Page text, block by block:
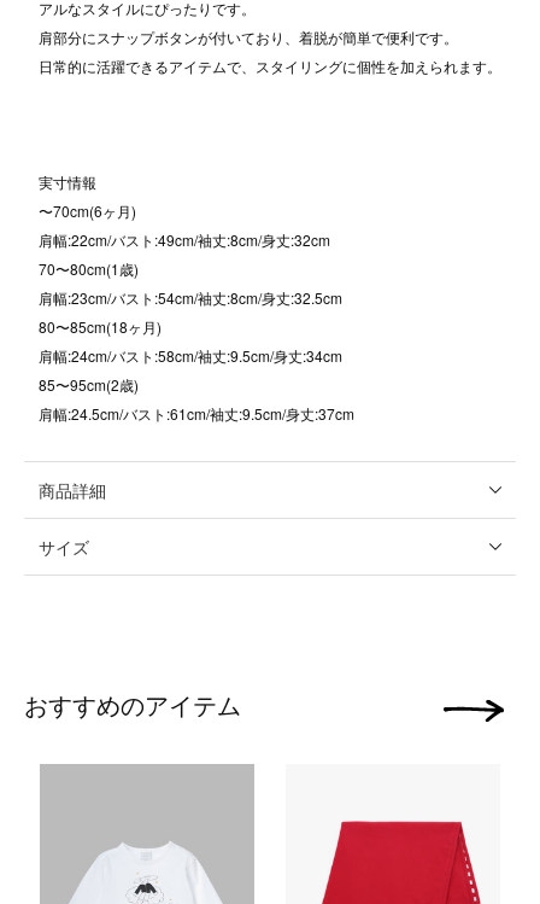
アルなスタイルにぴったりです。
肩部分にスナップボタンが付いており、着脱が簡単で便利です。
日常的に活躍できるアイテムで、スタイリングに個性を加えられます。
実寸情報
〜70cm(6ヶ月)
肩幅:22cm/バスト:49cm/袖丈:8cm/身丈:32cm
70〜80cm(1歳)
肩幅:23cm/バスト:54cm/袖丈:8cm/身丈:32.5cm
80〜85cm(18ヶ月)
肩幅:24cm/バスト:58cm/袖丈:9.5cm/身丈:34cm
85〜95cm(2歳)
肩幅:24.5cm/バスト:61cm/袖丈:9.5cm/身丈:37cm
商品詳細
サイズ
おすすめのアイテム 次の画像